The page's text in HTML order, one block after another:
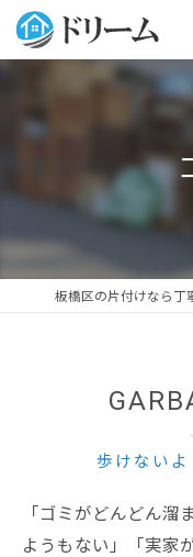
歩けない
「ゴミがどんどん溜
ようもない」「実家